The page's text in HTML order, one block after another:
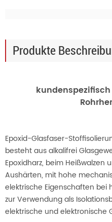
Produkte
kundenspezifisch
Epoxid-Glasfaser-
besteht aus alkalifrei
Epoxidharz, beim Heißwalzen
Aushärten, mit hohe
elektrische Eigenschaften
zur Verwendung als
elektrische und elektronische